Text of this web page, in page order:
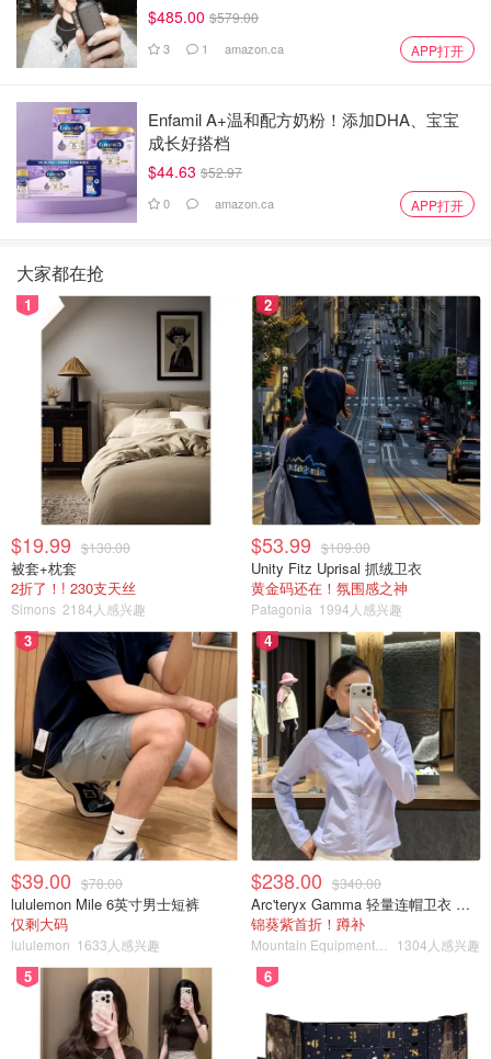
$485.00 $579.00
3 1 amazon.ca APP打开
Enfamil A+温和配方奶粉！添加DHA、宝宝
成长好搭档
$44.63 $52.97
0 amazon.ca APP打开
大家都在抢
1
$19.99 $130.00
被套+枕套
2折了！! 230支天丝
Simons 2184人感兴趣
2
$53.99 $109.00
Unity Fitz Uprisal 抓绒卫衣
黄金码还在！氛围感之神
Patagonia 1994人感兴趣
3
$39.00 $78.00
lululemon Mile 6英寸男士短裤
仅剩大码
lululemon 1633人感兴趣
4
$238.00 $340.00
Arc'teryx Gamma 轻量连帽卫衣 女款
锦葵紫首折！蹲补
1304人感兴趣
5 6